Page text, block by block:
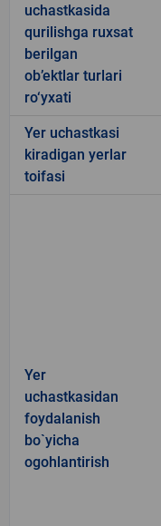
uchastkasida
qurilishga ruxsat
berilgan
ob’ektlar turlari
ro‘yxati
Yer uchastkasi
kiradigan yerlar
toifasi
Yer
uchastkasidan
foydalanish
bo`yicha
ogohlantirish